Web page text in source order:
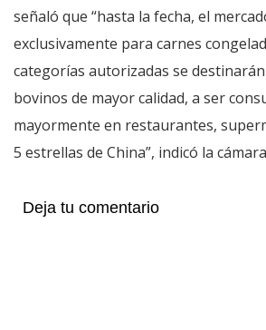
señaló que “hasta la fecha, el
exclusivamente para carnes
categorías autorizadas se
bovinos de mayor calidad, a ser
mayormente en restaurantes,
5 estrellas de China”, indicó la
Deja tu comentario